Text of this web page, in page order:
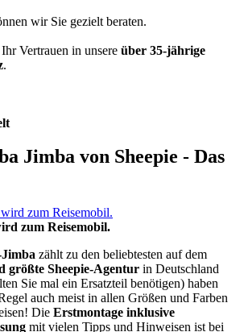
wir Sie gezielt beraten.
Vertrauen in unsere über 35-jährige
.
Jimba von Sheepie - Das
zum Reisemobil.
zählt zu den beliebtesten auf dem
größte Sheepie-Agentur in Deutschland
Sie mal ein Ersatzteil benötigen) haben
auch meist in allen Größen und Farben
Die Erstmontage inklusive
mit vielen Tipps und Hinweisen ist bei